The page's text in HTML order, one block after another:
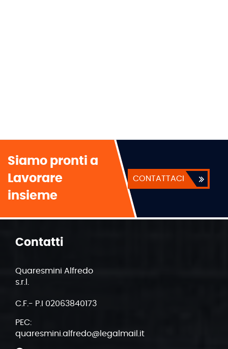
Siamo pronti a
Lavorare
insieme
CONTATTACI
Contatti
Quaresmini Alfredo
s.r.l.
C.F.- P.I 02063840173
PEC:
quaresmini.alfredo@legalmail.it